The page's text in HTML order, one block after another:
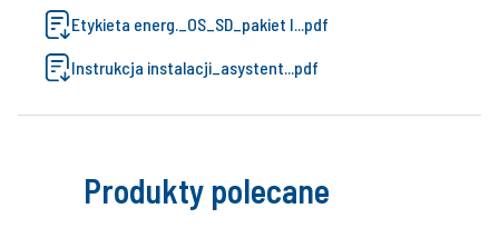
Etykieta energ._OS_SD_pakiet I...pdf
Instrukcja instalacji_asystent...pdf
Produkty polecane